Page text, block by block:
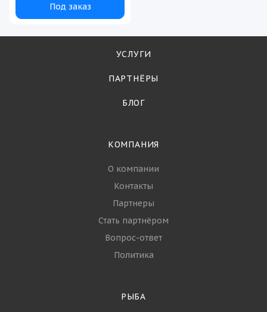
Под заказ
УСЛУГИ
ПАРТНЁРЫ
БЛОГ
КОМПАНИЯ
О компании
Контакты
Партнеры
Стать партнёром
Вопрос-ответ
Политика
РЫБА